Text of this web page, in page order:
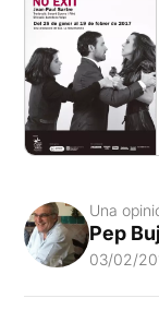
Una
Pep
03/02/